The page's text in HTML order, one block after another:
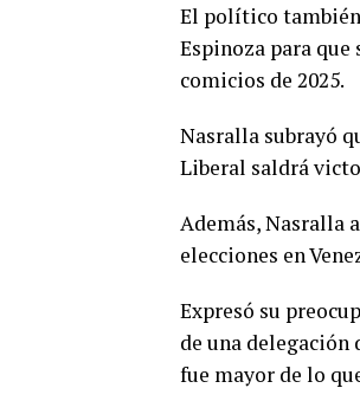
El político también
Espinoza para
comicios de 2025.
Nasralla subrayó
Liberal saldrá
Además, Nasralla
elecciones en
Expresó su
de una delegación
fue mayor de lo